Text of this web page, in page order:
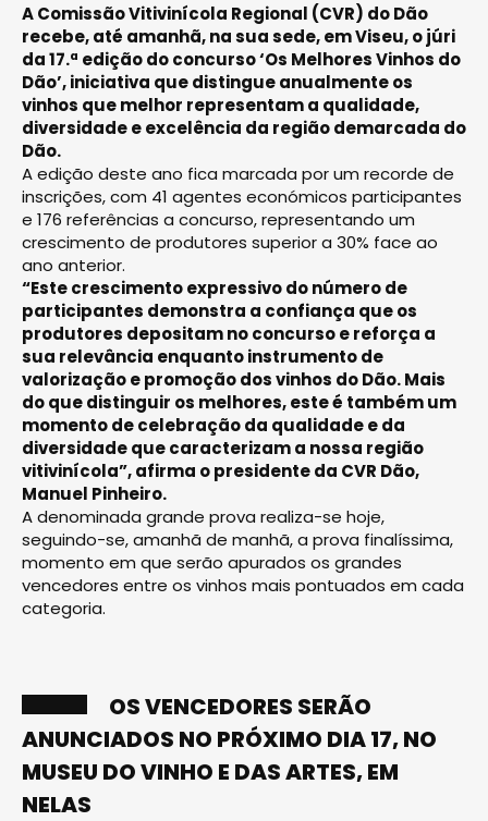
A Comissão Vitivinícola Regional (CVR) do Dão
recebe, até amanhã, na sua sede, em Viseu, o júri
da 17.ª edição do concurso ‘Os Melhores Vinhos do
Dão’, iniciativa que distingue anualmente os
vinhos que melhor representam a qualidade,
diversidade e excelência da região demarcada do
Dão.
A edição deste ano fica marcada por um recorde de
inscrições, com 41 agentes económicos participantes
e 176 referências a concurso, representando um
crescimento de produtores superior a 30% face ao
ano anterior.
“Este crescimento expressivo do número de
participantes demonstra a confiança que os
produtores depositam no concurso e reforça a
sua relevância enquanto instrumento de
valorização e promoção dos vinhos do Dão. Mais
do que distinguir os melhores, este é também um
momento de celebração da qualidade e da
diversidade que caracterizam a nossa região
vitivinícola”, afirma o presidente da CVR Dão,
Manuel Pinheiro.
A denominada grande prova realiza-se hoje,
seguindo-se, amanhã de manhã, a prova finalíssima,
momento em que serão apurados os grandes
vencedores entre os vinhos mais pontuados em cada
categoria.
OS VENCEDORES SERÃO
ANUNCIADOS NO PRÓXIMO DIA 17, NO
MUSEU DO VINHO E DAS ARTES, EM
NELAS